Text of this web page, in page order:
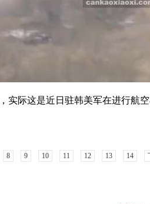
这是近日驻韩美军在进行航空
8 9 10 11 12 13 14